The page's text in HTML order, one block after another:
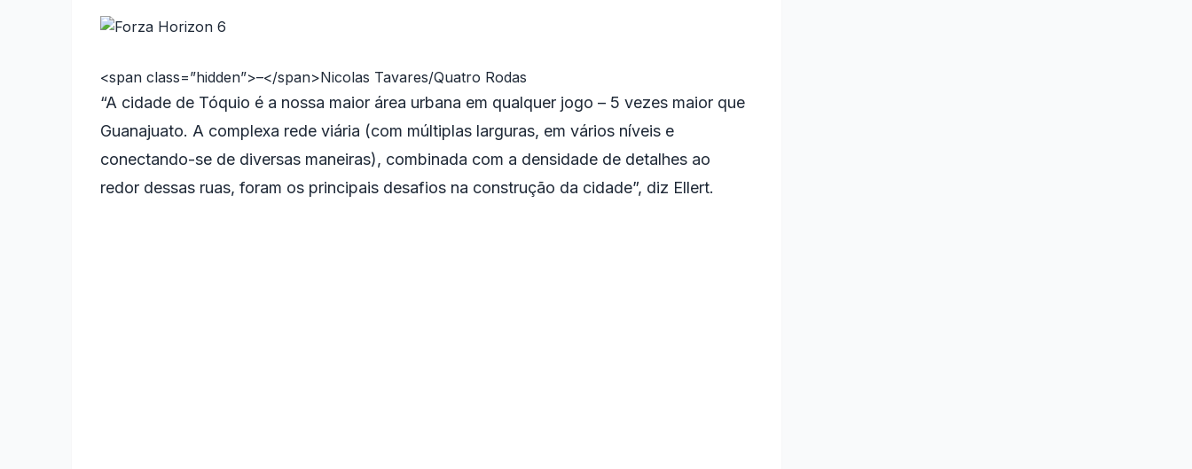
<span class=”hidden”>–</span>Nicolas Tavares/Quatro Rodas
“A cidade de Tóquio é a nossa maior área urbana em qualquer jogo – 5 vezes maior que
Guanajuato. A complexa rede viária (com múltiplas larguras, em vários níveis e
conectando-se de diversas maneiras), combinada com a densidade de detalhes ao
redor dessas ruas, foram os principais desafios na construção da cidade”, diz Ellert.